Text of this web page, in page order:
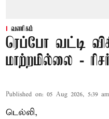
வணிகம்
ரெப்போ வட்டி
மாற்றமில்லை -
Published on: 05 Aug 2026, 5:39 am
டெல்லி,